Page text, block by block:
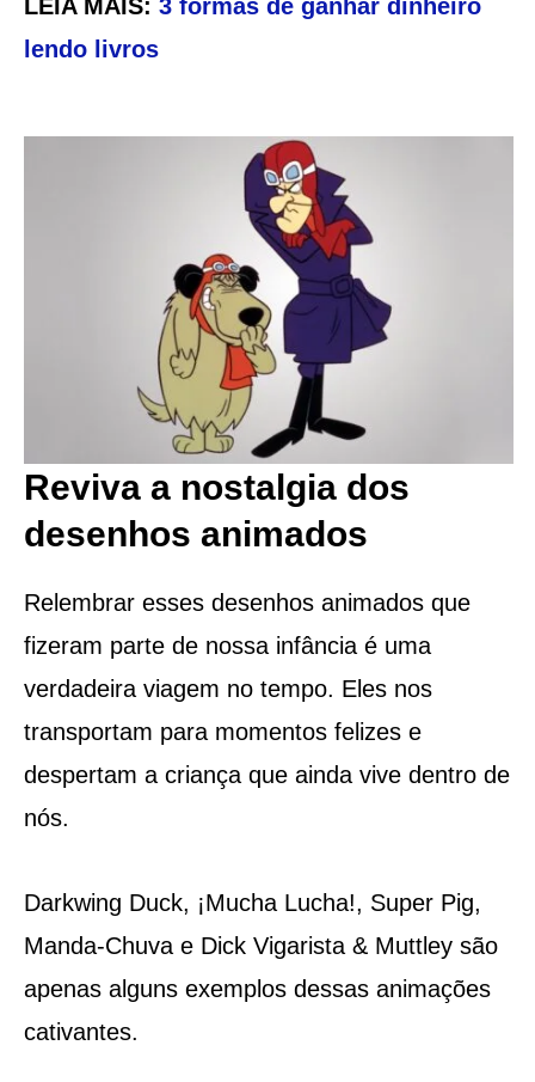
LEIA MAIS: 3 formas de ganhar dinheiro
lendo livros
Reviva a nostalgia dos
desenhos animados
Relembrar esses desenhos animados que
fizeram parte de nossa infância é uma
verdadeira viagem no tempo. Eles nos
transportam para momentos felizes e
despertam a criança que ainda vive dentro de
nós.
Darkwing Duck, ¡Mucha Lucha!, Super Pig,
Manda-Chuva e Dick Vigarista & Muttley são
apenas alguns exemplos dessas animações
cativantes.